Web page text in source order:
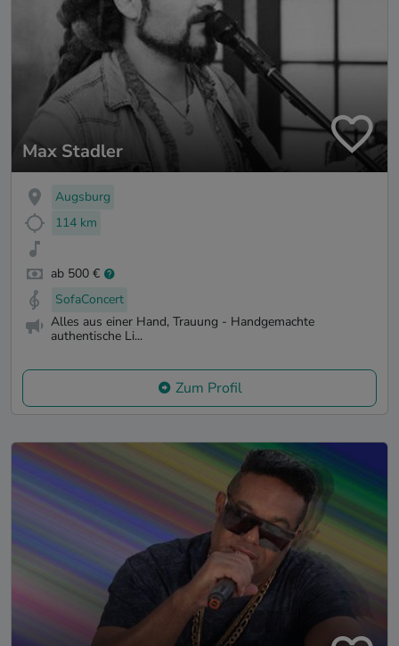
Max Stadler
Augsburg
114 km
ab 500 €
SofaConcert
Alles aus einer Hand, Trauung - Handgemachte
authentische Li...
Zum Profil